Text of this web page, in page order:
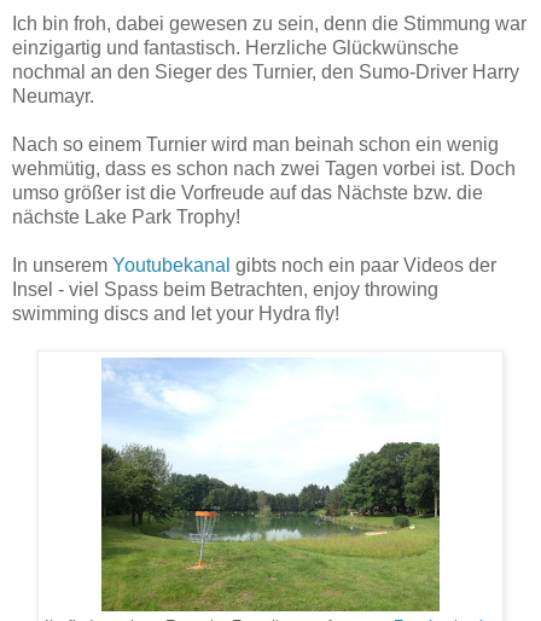
Ich bin froh, dabei gewesen zu sein, denn die Stimmung war
einzigartig und fantastisch. Herzliche Glückwünsche
nochmal an den Sieger des Turnier, den Sumo-Driver Harry
Neumayr.
Nach so einem Turnier wird man beinah schon ein wenig
wehmütig, dass es schon nach zwei Tagen vorbei ist. Doch
umso größer ist die Vorfreude auf das Nächste bzw. die
nächste Lake Park Trophy!
In unserem Youtubekanal gibts noch ein paar Videos der
Insel - viel Spass beim Betrachten, enjoy throwing
swimming discs and let your Hydra fly!